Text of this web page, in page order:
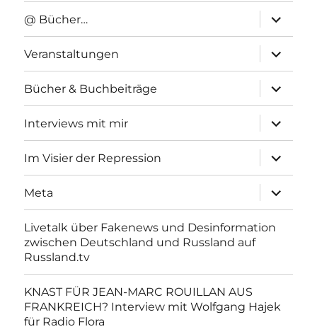
@ Bücher…
anzeigen
Veranstaltungen
anzeigen
Bücher & Buchbeiträge
anzeigen
Interviews mit mir
anzeigen
Im Visier der Repression
anzeigen
Meta
anzeigen
Livetalk über Fakenews und Desinformation
zwischen Deutschland und Russland auf
Russland.tv
KNAST FÜR JEAN-MARC ROUILLAN AUS
FRANKREICH? Interview mit Wolfgang Hajek
für Radio Flora